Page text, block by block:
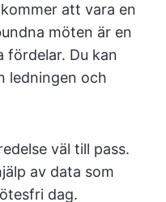
att vara en
möten är en
fördelar. Du kan
ledningen och
väl till pass.
av data som
dag.